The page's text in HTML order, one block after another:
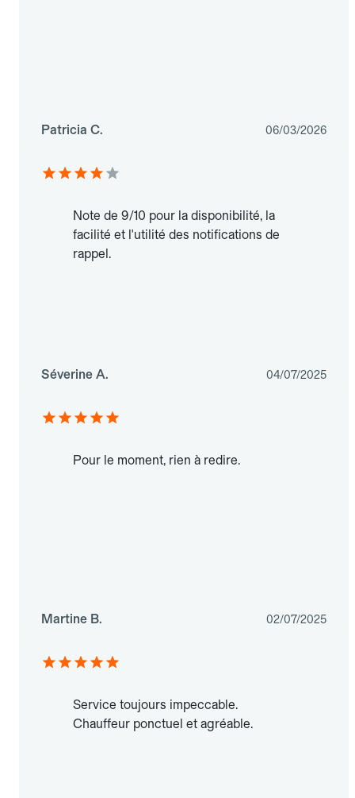
Patricia C. 06/03/2026
Note de 9/10 pour la disponibilité, la
facilité et l'utilité des notifications de
rappel.
Séverine A. 04/07/2025
Pour le moment, rien à redire.
Martine B. 02/07/2025
Service toujours impeccable.
Chauffeur ponctuel et agréable.